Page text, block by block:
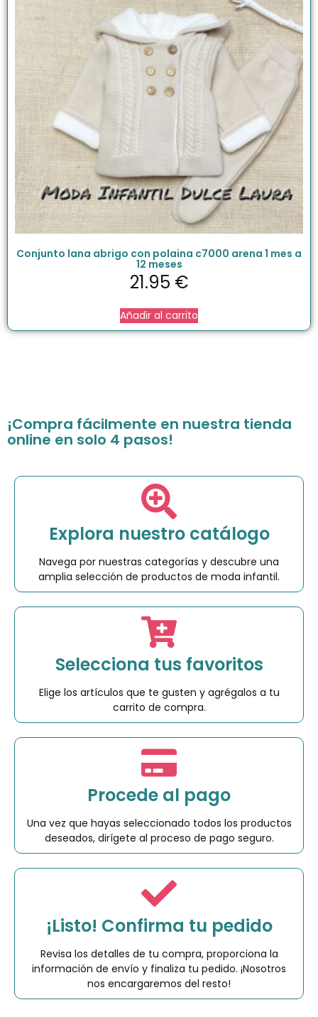
Conjunto lana abrigo con polaina c7000 arena 1 mes a
12 meses
21.95 €
Añadir al carrito
¡Compra fácilmente en nuestra tienda
online en solo 4 pasos!
Explora nuestro catálogo
Navega por nuestras categorías y descubre una
amplia selección de productos de moda infantil.
Selecciona tus favoritos
Elige los artículos que te gusten y agrégalos a tu
carrito de compra.
Procede al pago
Una vez que hayas seleccionado todos los productos
deseados, dirígete al proceso de pago seguro.
¡Listo! Confirma tu pedido
Revisa los detalles de tu compra, proporciona la
información de envío y finaliza tu pedido. ¡Nosotros
nos encargaremos del resto!